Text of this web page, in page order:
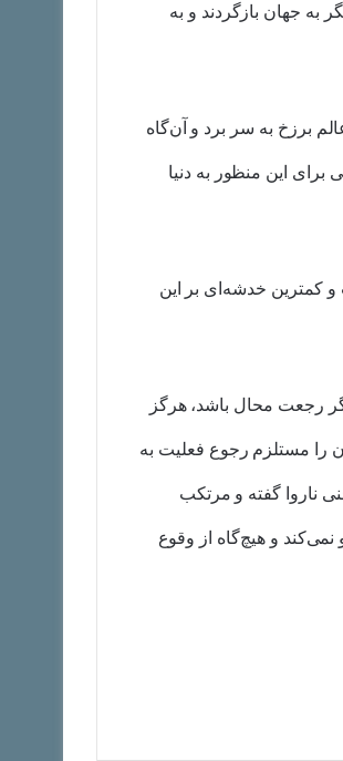
به جهان بازگردند و به
برزخ به سر برد و آن‌گاه
این منظور به دنیا
کمترین خدشه‌ای بر این
رجعت محال باشد، هرگز
را مستلزم رجوع فعلیت به
ناروا گفته و مرتکب
و هیچ‌گاه از وقوع